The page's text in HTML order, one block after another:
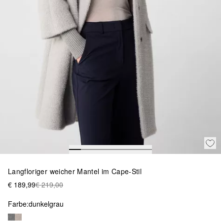
Langfloriger weicher Mantel im Cape-Stil
€ 189,99€ 219,00
Farbe:dunkelgrau